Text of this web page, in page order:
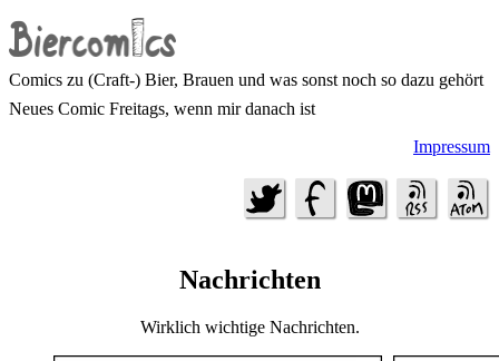
Comics zu (Craft-) Bier, Brauen und was sonst noch so dazu gehört
Neues Comic Freitags, wenn mir danach ist
Impressum
Nachrichten
Wirklich wichtige Nachrichten.